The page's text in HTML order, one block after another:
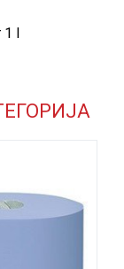
1 l